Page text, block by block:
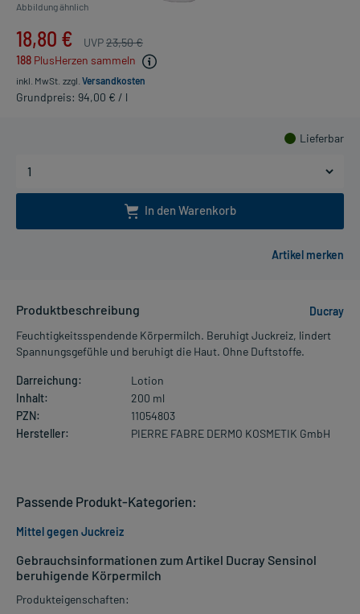
Abbildung ähnlich
18,80 € UVP23,50 €
188 PlusHerzen sammeln
inkl. MwSt. zzgl. Versandkosten
Grundpreis: 94,00 € / l
Lieferbar
In den Warenkorb
Produktbeschreibung
Ducray
Feuchtigkeitsspendende Körpermilch. Beruhigt Juckreiz, lindert
Spannungsgefühle und beruhigt die Haut. Ohne Duftstoffe.
Darreichung:
Lotion
Inhalt:
200 ml
PZN:
11054803
Hersteller:
PIERRE FABRE DERMO KOSMETIK GmbH
Gebrauchsinformationen zum Artikel Ducray Sensinol
beruhigende Körpermilch
Produkteigenschaften:
Passende Produkt-Kategorien:
Mittel gegen Juckreiz